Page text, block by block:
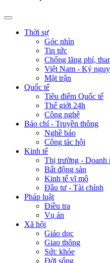
Thời sự
Góc nhìn
Tin tức
Chống lãng phí,
Việt Nam - Kỷ
Mặt trận
Quốc tế
Tiêu điểm Quốc tế
Thế giới 24h
Công nghệ
Báo chí - Truyền thông
Nghề báo
Công tác hội
Kinh tế
Thị trường - Doanh
Bất động sản
Kinh tế vĩ mô
Đầu tư - Tài chính
Pháp luật
Điều tra
Vụ án
Xã hội
Giáo dục
Giao thông
Sức khỏe
Đời sống